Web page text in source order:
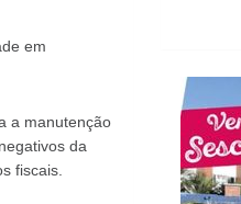
em
a manutenção
da
fiscais.